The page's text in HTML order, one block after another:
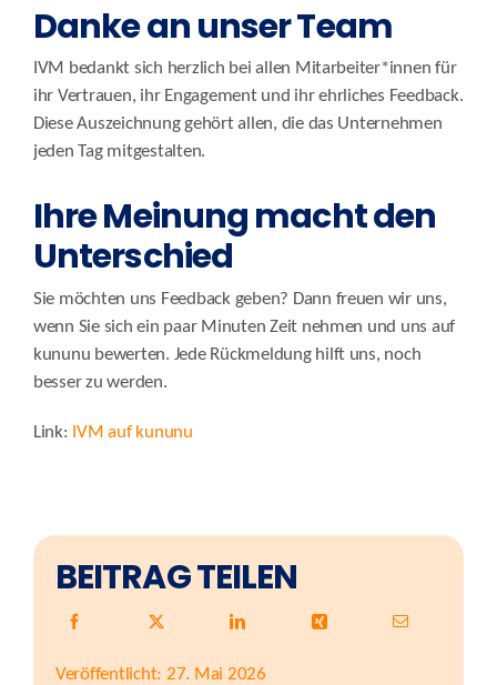
Danke an unser Team
IVM bedankt sich herzlich bei allen Mitarbeiter*innen für
ihr Vertrauen, ihr Engagement und ihr ehrliches Feedback.
Diese Auszeichnung gehört allen, die das Unternehmen
jeden Tag mitgestalten.
Ihre Meinung macht den
Unterschied
Sie möchten uns Feedback geben? Dann freuen wir uns,
wenn Sie sich ein paar Minuten Zeit nehmen und uns auf
kununu bewerten. Jede Rückmeldung hilft uns, noch
besser zu werden.
Link: IVM auf kununu
BEITRAG TEILEN
Veröffentlicht: 27. Mai 2026